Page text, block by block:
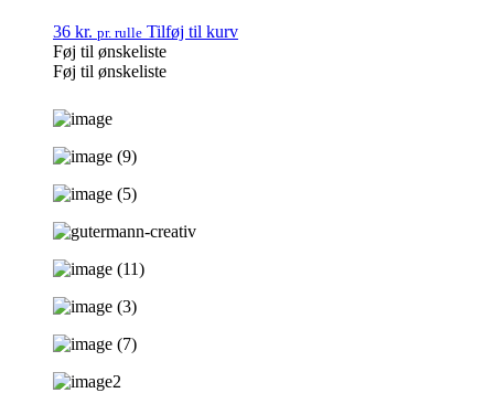
36 kr. pr. rulle Tilføj til kurv
Føj til ønskeliste
Føj til ønskeliste